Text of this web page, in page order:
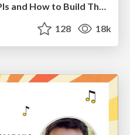
Principles of Awesome APIs and How to Build Them.
128 18k